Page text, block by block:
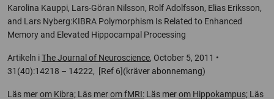
Karolina Kauppi, Lars-Göran Nilsson, Rolf Adolfsson, Elias Eriksson,
and Lars Nyberg:KIBRA Polymorphism Is Related to Enhanced
Memory and Elevated Hippocampal Processing
Artikeln iThe Journal of Neuroscience, October 5, 2011 •
31(40):14218 – 14222, [Ref 6](kräver abonnemang)
Läs merom Kibra; Läs merom fMRI: Läs merom Hippokampus; Läs